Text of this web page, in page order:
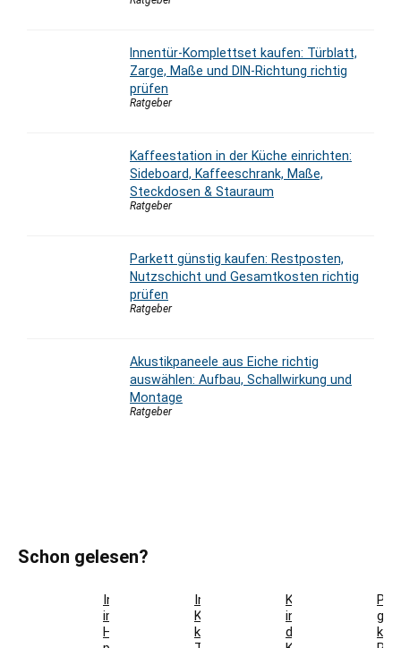
Innentür-Komplettset kaufen: Türblatt,
Zarge, Maße und DIN-Richtung richtig
prüfen
Ratgeber
Kaffeestation in der Küche einrichten:
Sideboard, Kaffeeschrank, Maße,
Steckdosen & Stauraum
Ratgeber
Parkett günstig kaufen: Restposten,
Nutzschicht und Gesamtkosten richtig
prüfen
Ratgeber
Akustikpaneele aus Eiche richtig
auswählen: Aufbau, Schallwirkung und
Montage
Ratgeber
Schon gelesen?
Innensauna
im
Haus
Innentür-
Komplettset
kaufen:
Kaffeestation
in
der